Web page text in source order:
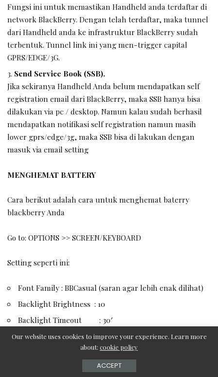
Fungsi ini untuk memastikan Handheld anda terdaftar di
network BlackBerry. Dengan telah terdaftar, maka tunnel
dari Handheld anda ke infrastruktur BlackBerry sudah
terbentuk. Tunnel link ini yang men-trigger capital
GPRS/EDGE/3G.
Send Service Book (SSB).
Jika sekiranya Handheld Anda belum mendapatkan self
registration email dari BlackBerry, maka SSB hanya bisa
dilakukan via pc / desktop. Namun kalau sudah berhasil
mendapatkan notifikasi self registration namun masih
lower gprs/edge/3g, maka SSB bisa di lakukan dengan
masuk via email setting
MENGHEMAT BATTERY
Cara berikut adalah cara untuk menghemat baterry
blackberry Anda
Go to: OPTIONS >> SCREEN/KEYBOARD
Setting seperti ini:
Font Family : BBCasual (saran agar lebih enak dilihat)
Backlight Brightness : 10
Backlight Timeout : 30′
Automatic Dim Backlight : ON
LED Coverage indicator : OFF
Keytone : OFF Key rate : FAST
Our website uses cookies to improve your experience. Learn more
about: cookie policy
ACCEPT